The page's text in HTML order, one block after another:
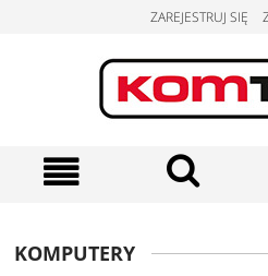
ZAREJESTRUJ SIĘ
KOMPUTERY